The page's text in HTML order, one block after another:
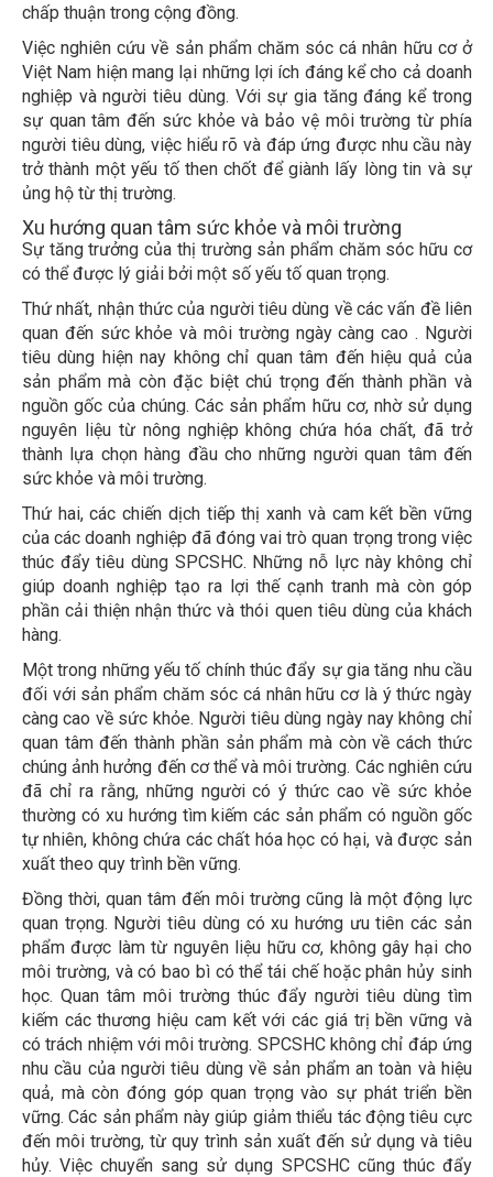
chấp thuận trong cộng đồng.
Việc nghiên cứu về sản phẩm chăm sóc cá nhân hữu cơ ở
Việt Nam hiện mang lại những lợi ích đáng kể cho cả doanh
nghiệp và người tiêu dùng. Với sự gia tăng đáng kể trong
sự quan tâm đến sức khỏe và bảo vệ môi trường từ phía
người tiêu dùng, việc hiểu rõ và đáp ứng được nhu cầu này
trở thành một yếu tố then chốt để giành lấy lòng tin và sự
ủng hộ từ thị trường.
Xu hướng quan tâm sức khỏe và môi trường
Sự tăng trưởng của thị trường sản phẩm chăm sóc hữu cơ
có thể được lý giải bởi một số yếu tố quan trọng.
Thứ nhất, nhận thức của người tiêu dùng về các vấn đề liên
quan đến sức khỏe và môi trường ngày càng cao . Người
tiêu dùng hiện nay không chỉ quan tâm đến hiệu quả của
sản phẩm mà còn đặc biệt chú trọng đến thành phần và
nguồn gốc của chúng. Các sản phẩm hữu cơ, nhờ sử dụng
nguyên liệu từ nông nghiệp không chứa hóa chất, đã trở
thành lựa chọn hàng đầu cho những người quan tâm đến
sức khỏe và môi trường.
Thứ hai, các chiến dịch tiếp thị xanh và cam kết bền vững
của các doanh nghiệp đã đóng vai trò quan trọng trong việc
thúc đẩy tiêu dùng SPCSHC. Những nỗ lực này không chỉ
giúp doanh nghiệp tạo ra lợi thế cạnh tranh mà còn góp
phần cải thiện nhận thức và thói quen tiêu dùng của khách
hàng.
Một trong những yếu tố chính thúc đẩy sự gia tăng nhu cầu
đối với sản phẩm chăm sóc cá nhân hữu cơ là ý thức ngày
càng cao về sức khỏe. Người tiêu dùng ngày nay không chỉ
quan tâm đến thành phần sản phẩm mà còn về cách thức
chúng ảnh hưởng đến cơ thể và môi trường. Các nghiên cứu
đã chỉ ra rằng, những người có ý thức cao về sức khỏe
thường có xu hướng tìm kiếm các sản phẩm có nguồn gốc
tự nhiên, không chứa các chất hóa học có hại, và được sản
xuất theo quy trình bền vững.
Đồng thời, quan tâm đến môi trường cũng là một động lực
quan trọng. Người tiêu dùng có xu hướng ưu tiên các sản
phẩm được làm từ nguyên liệu hữu cơ, không gây hại cho
môi trường, và có bao bì có thể tái chế hoặc phân hủy sinh
học. Quan tâm môi trường thúc đẩy người tiêu dùng tìm
kiếm các thương hiệu cam kết với các giá trị bền vững và
có trách nhiệm với môi trường. SPCSHC không chỉ đáp ứng
nhu cầu của người tiêu dùng về sản phẩm an toàn và hiệu
quả, mà còn đóng góp quan trọng vào sự phát triển bền
vững. Các sản phẩm này giúp giảm thiểu tác động tiêu cực
đến môi trường, từ quy trình sản xuất đến sử dụng và tiêu
hủy. Việc chuyển sang sử dụng SPCSHC cũng thúc đẩy